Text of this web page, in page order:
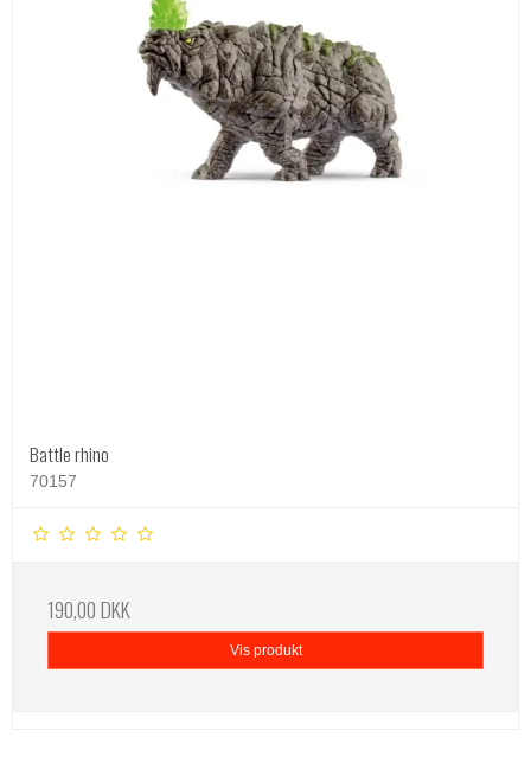
Battle rhino
70157
190,00 DKK
Vis produkt